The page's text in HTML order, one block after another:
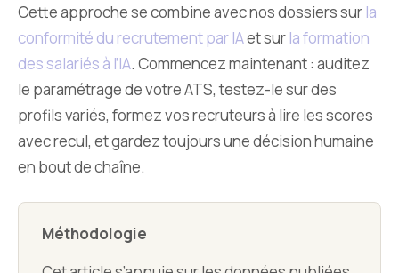
Cette approche se combine avec nos dossiers sur la
conformité du recrutement par IAet sur la formation
des salariés à l’IA. Commencez maintenant : auditez
le paramétrage de votre ATS, testez-le sur des
profils variés, formez vos recruteurs à lire les scores
avec recul, et gardez toujours une décision humaine
en bout de chaîne.
Méthodologie